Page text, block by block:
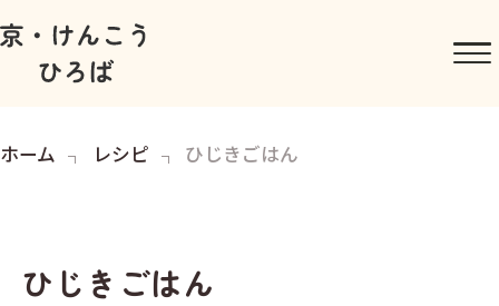
ホーム レシピ ひじきごはん
ひじきごはん